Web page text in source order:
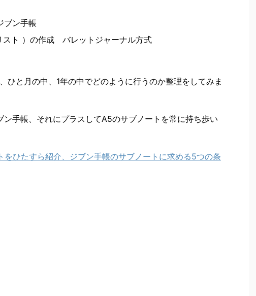
ン手帳
スト ）の作成 バレットジャーナル方式
ひと月の中、1年の中でどのように行うのか整理をしてみま
ン手帳、それにプラスしてA5のサブノートを常に持ち歩い
をひたすら紹介、ジブン手帳のサブノートに求める5つの条